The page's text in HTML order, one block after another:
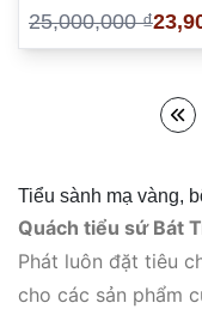
25,000,000 ₫
Tiểu sành mạ vàng,
Quách tiểu sứ Bát
Phát luôn đặt tiêu
cho các sản phẩm